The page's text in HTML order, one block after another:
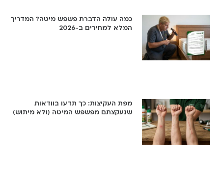
כמה עולה הדברת פשפש מיטה? המדריך
המלא למחירים ב-2026
מפת העקיצות: כך תדעו בוודאות
שנעקצתם מפשפש המיטה (ולא מיתוש)